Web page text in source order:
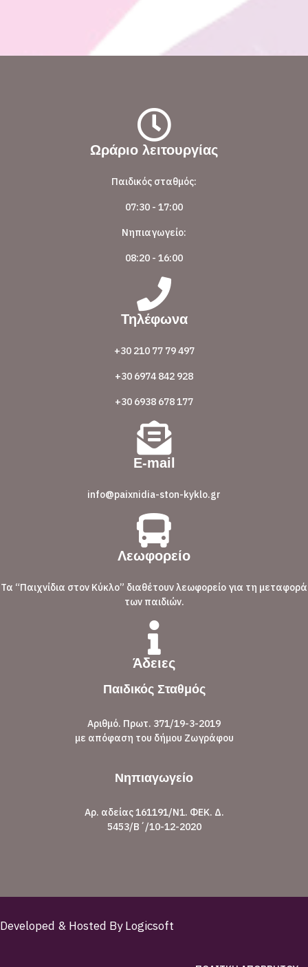
Ωράριο λειτουργίας
Παιδικός σταθμός:
07:30 - 17:00
Νηπιαγωγείο:
08:20 - 16:00
Τηλέφωνα
+30 210 77 79 497
+30 6974 842 928
+30 6938 678 177
E-mail
info@paixnidia-ston-kyklo.gr
Λεωφορείο
Τα “Παιχνίδια στον Κύκλο” διαθέτουν λεωφορείο για τη μεταφορά
των παιδιών.
Άδειες
Παιδικός Σταθμός
Αριθμό. Πρωτ. 371/19-3-2019
με απόφαση του δήμου Ζωγράφου
Νηπιαγωγείο
Αρ. αδείας 161191/Ν1. ΦΕΚ. Δ.
5453/Β´/10-12-2020
Developed & Hosted ByLogicsoft